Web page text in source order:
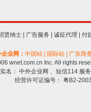
贤纳士| 广告服务 诚征代理 付
业网： 中国站 国际站
广东商
wnet.com.cn Inc. All rights
名： 中外企业网 、短信114 服
经营许可证编号： 粤B2-